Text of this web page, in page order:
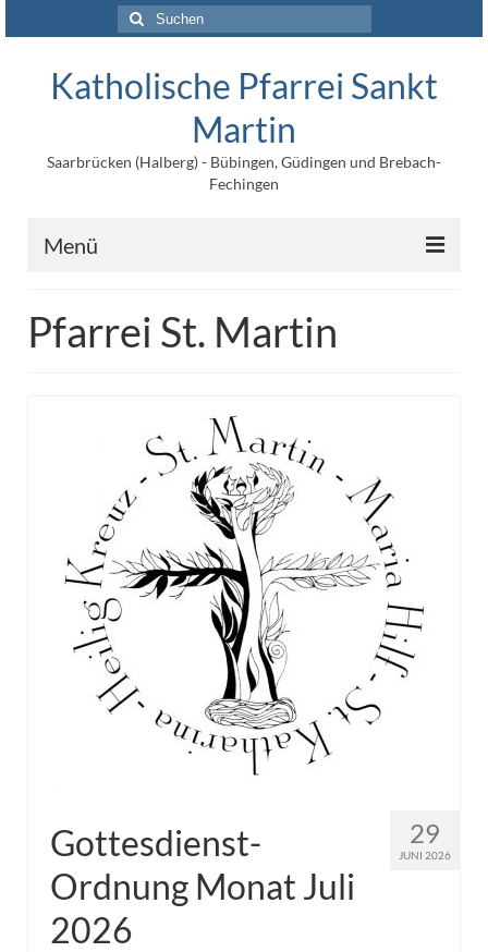
Suchen
nach:
Katholische Pfarrei Sankt
Martin
Saarbrücken (Halberg) - Bübingen, Güdingen und Brebach-
Fechingen
Menü
Veröffentlichungen
Maltische für Kinder
Pfadfinder
Pfarrei St. Martin
29
JUNI 2026
Gottesdienst-
Ordnung Monat Juli
2026